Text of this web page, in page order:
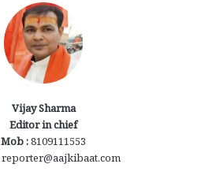
Vijay Sharma
Editor in chief
Mob :8109111553
reporter@aajkibaat.com